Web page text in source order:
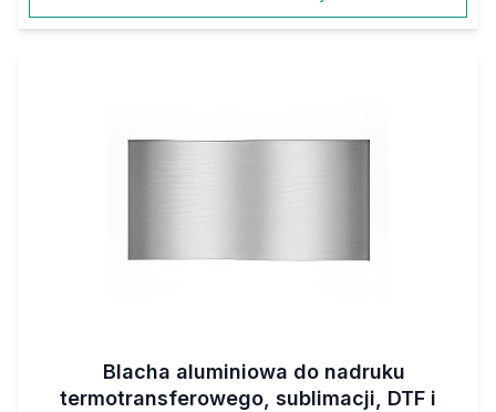
Blacha aluminiowa do nadruku
termotransferowego, sublimacji, DTF i